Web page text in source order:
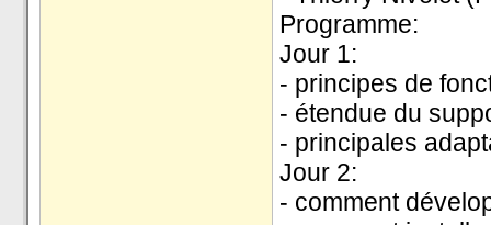
Programme:
Jour 1:
- principes de
- étendue du
- principales
Jour 2:
- comment